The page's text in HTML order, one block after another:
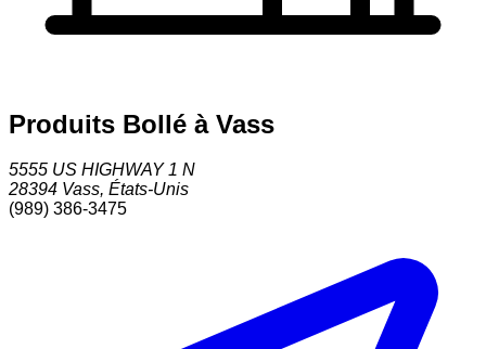
Produits Bollé à Vass
5555 US HIGHWAY 1 N
28394 Vass, États-Unis
(989) 386-3475